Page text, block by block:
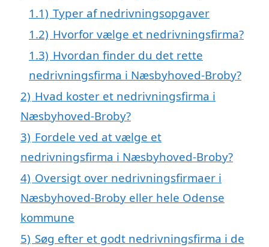
1.1) Typer af nedrivningsopgaver
1.2) Hvorfor vælge et nedrivningsfirma?
1.3) Hvordan finder du det rette
nedrivningsfirma i Næsbyhoved-Broby?
2) Hvad koster et nedrivningsfirma i
Næsbyhoved-Broby?
3) Fordele ved at vælge et
nedrivningsfirma i Næsbyhoved-Broby?
4) Oversigt over nedrivningsfirmaer i
Næsbyhoved-Broby eller hele Odense
kommune
5) Søg efter et godt nedrivningsfirma i de